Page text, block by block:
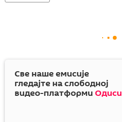
Све наше емисије
гледајте на слободној
видео-платформи Одиси